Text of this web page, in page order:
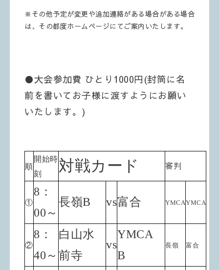
※その他予定が変更や追加連絡がある場合がある場合
は、その都度ホームページにてご案内いたします。
●大会参加費 ひとり1000円(封筒に名
前を書いてお子様に渡すようにお願い
いたします。)
順
開始時
刻
対戦カード 審判
①
8：
00～
長嶺B vs富合 YMCAYMCA
②
8：
40～
白山水
前寺
vs
YMCA
B
長嶺 富合